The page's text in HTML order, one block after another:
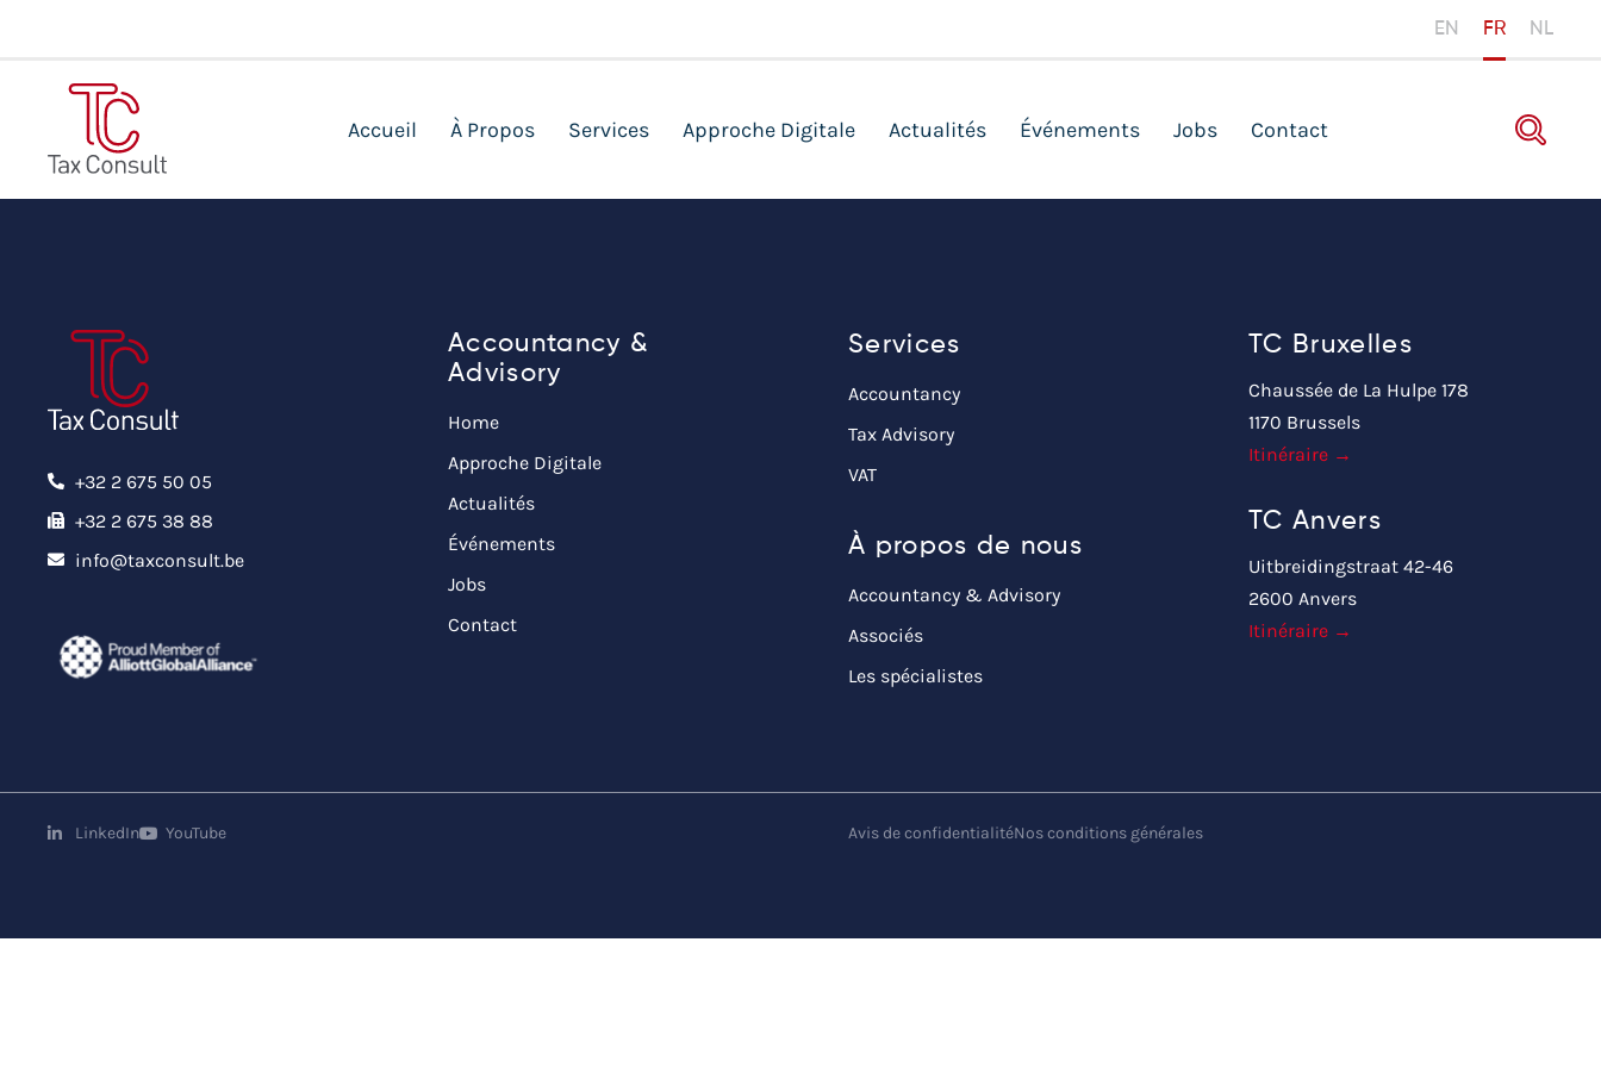
EN FR NL
Accueil À Propos Services Approche Digitale Actualités Événements Jobs Contact
+32 2 675 50 05
+32 2 675 38 88
info@taxconsult.be
Accountancy &
Advisory
Home
Approche Digitale
Actualités
Événements
Jobs
Contact
Services
Accountancy
Tax Advisory
VAT
À propos de nous
Accountancy & Advisory
Associés
Les spécialistes
TC Bruxelles
Chaussée de La Hulpe 178
1170 Brussels
Itinéraire →
TC Anvers
Uitbreidingstraat 42-46
2600 Anvers
Itinéraire →
LinkedIn YouTube Avis de confidentialitéNos conditions générales